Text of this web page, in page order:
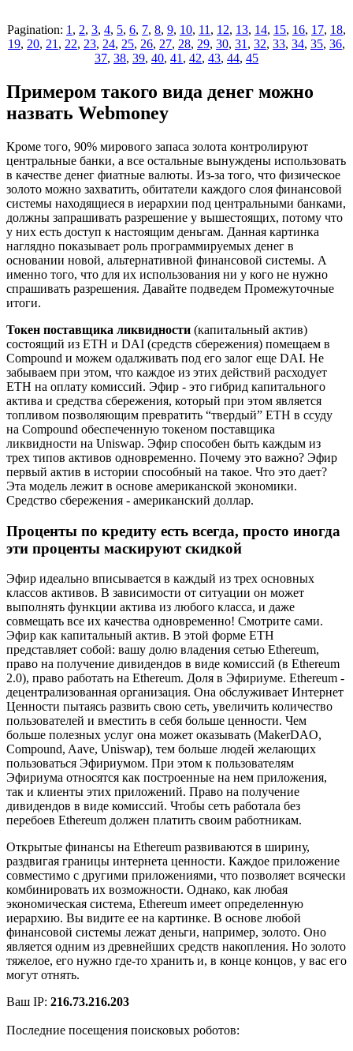
Pagination: 1 , 2, 3, 4, 5, 6, 7, 8, 9, 10, 11 , 12, 13, 14, 15, 16, 17, 18,
19, 20, 21 , 22, 23, 24, 25, 26, 27, 28, 29, 30, 31 , 32, 33, 34, 35, 36,
37, 38, 39, 40, 41 , 42, 43, 44, 45
Примером такого вида денег можно
назвать Webmoney
Кроме того, 90% мирового запаса золота контролируют
центральные банки, а все остальные вынуждены использовать
в качестве денег фиатные валюты. Из-за того, что физическое
золото можно захватить, обитатели каждого слоя финансовой
системы находящиеся в иерархии под центральными банками,
должны запрашивать разрешение у вышестоящих, потому что
у них есть доступ к настоящим деньгам. Данная картинка
наглядно показывает роль программируемых денег в
основании новой, альтернативной финансовой системы. А
именно того, что для их использования ни у кого не нужно
спрашивать разрешения. Давайте подведем Промежуточные
итоги.
Токен поставщика ликвидности (капитальный актив)
состоящий из ETH и DAI (средств сбережения) помещаем в
Compound и можем одалживать под его залог еще DAI. Не
забываем при этом, что каждое из этих действий расходует
ETH на оплату комиссий. Эфир - это гибрид капитального
актива и средства сбережения, который при этом является
топливом позволяющим превратить “твердый” ETH в ссуду
на Compound обеспеченную токеном поставщика
ликвидности на Uniswap. Эфир способен быть каждым из
трех типов активов одновременно. Почему это важно? Эфир
первый актив в истории способный на такое. Что это дает?
Эта модель лежит в основе американской экономики.
Средство сбережения - американский доллар.
Проценты по кредиту есть всегда, просто иногда
эти проценты маскируют скидкой
Эфир идеально вписывается в каждый из трех основных
классов активов. В зависимости от ситуации он может
выполнять функции актива из любого класса, и даже
совмещать все их качества одновременно! Смотрите сами.
Эфир как капитальный актив. В этой форме ETH
представляет собой: вашу долю владения сетью Ethereum,
право на получение дивидендов в виде комиссий (в Ethereum
2.0), право работать на Ethereum. Доля в Эфириуме. Ethereum -
децентрализованная организация. Она обслуживает Интернет
Ценности пытаясь развить свою сеть, увеличить количество
пользователей и вместить в себя больше ценности. Чем
больше полезных услуг она может оказывать (MakerDAO,
Compound, Aave, Uniswap), тем больше людей желающих
пользоваться Эфириумом. При этом к пользователям
Эфириума относятся как построенные на нем приложения,
так и клиенты этих приложений. Право на получение
дивидендов в виде комиссий. Чтобы сеть работала без
перебоев Ethereum должен платить своим работникам.
Открытые финансы на Ethereum развиваются в ширину,
раздвигая границы интернета ценности. Каждое приложение
совместимо с другими приложениями, что позволяет всячески
комбинировать их возможности. Однако, как любая
экономическая система, Ethereum имеет определенную
иерархию. Вы видите ее на картинке. В основе любой
финансовой системы лежат деньги, например, золото. Оно
является одним из древнейших средств накопления. Но золото
тяжелое, его нужно где-то хранить и, в конце концов, у вас его
могут отнять.
Ваш IP: 216.73.216.203
Последние посещения поисковых роботов: